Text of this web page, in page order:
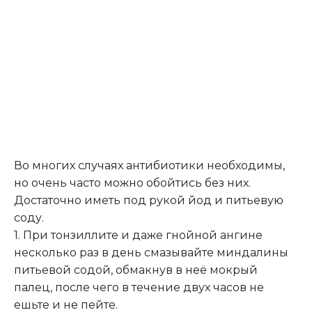
Во многих случаях антибиотики необходимы,
но очень часто можно обойтись без них.
Достаточно иметь под рукой йод и питьевую
соду.
1. При тонзиллите и даже гнойной ангине
несколько раз в день смазывайте миндалины
питьевой содой, обмакнув в неё мокрый
палец, после чего в течение двух часов не
ешьте и не пейте.